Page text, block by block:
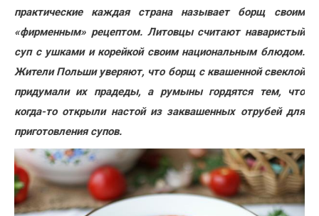
Хобби
Недвижимость
практические каждая страна называет борщ своим
«фирменным» рецептом. Литовцы считают наваристый
суп с ушками и корейкой своим национальным блюдом.
Жители Польши уверяют, что борщ с квашенной свеклой
придумали их прадеды, а румыны гордятся тем, что
когда-то открыли настой из заквашенных отрубей для
приготовления супов.